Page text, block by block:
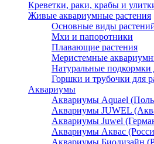
Креветки, раки, крабы и
Живые аквариумные растения
Основные виды
Мхи и папоротники
Плавающие растения
Меристемные
Натуральные подкормки
Горшки и трубочки для
Аквариумы
Аквариумы Aquael
Аквариумы JUWEL
Аквариумы Juwel
Аквариумы Аквас
Аквариумы Биодизайн